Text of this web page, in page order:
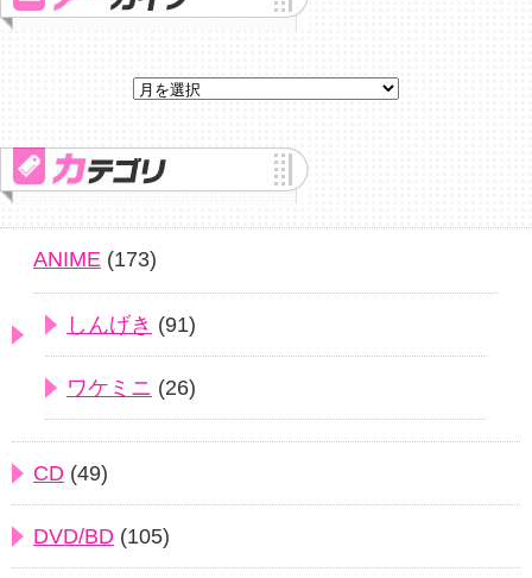
ANIME (173)
しんげき (91)
ワケミニ (26)
CD (49)
DVD/BD (105)